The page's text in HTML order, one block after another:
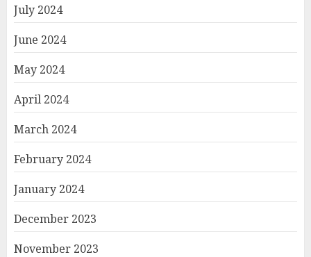
July 2024
June 2024
May 2024
April 2024
March 2024
February 2024
January 2024
December 2023
November 2023